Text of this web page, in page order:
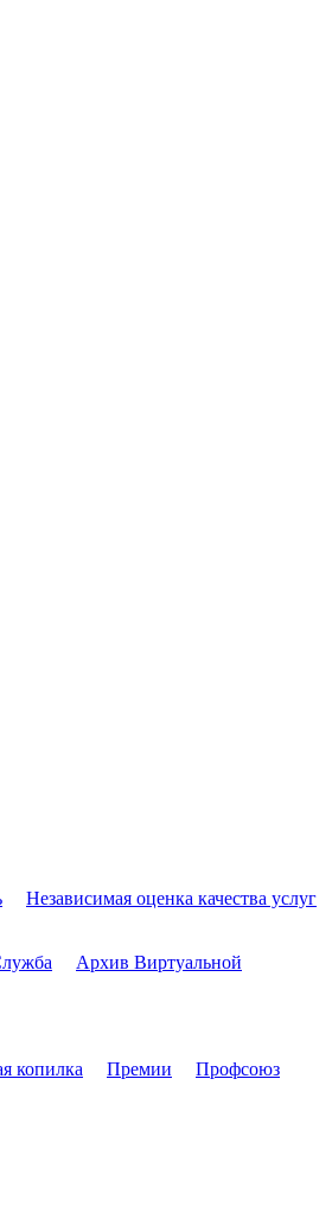
Независимая оценка качества услуг
Архив Виртуальной
копилка Премии
Профсоюз